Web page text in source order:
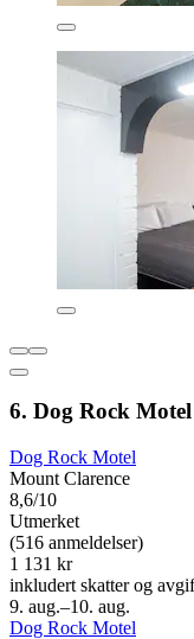
6. Dog Rock Motel
Dog Rock Motel
Mount Clarence
8,6/10
Utmerket
(516 anmeldelser)
1 131 kr
inkludert skatter og
9. aug.–10. aug.
Dog Rock Motel